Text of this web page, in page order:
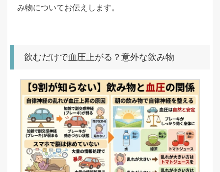
み物についてお伝えします。
飲むだけで血圧上がる？意外な飲み物